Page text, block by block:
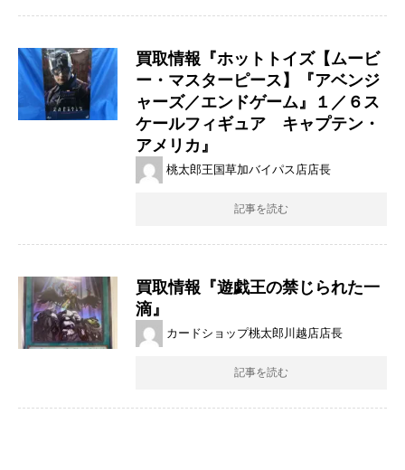
買取情報『ホットトイズ【ムービ
ー・マスターピース】『アベンジ
ャーズ／エンドゲーム』１／６ス
ケールフィギュア キャプテン・
アメリカ』
桃太郎王国草加バイパス店店長
記事を読む
買取情報『遊戯王の禁じられた一
滴』
カードショップ桃太郎川越店店長
記事を読む